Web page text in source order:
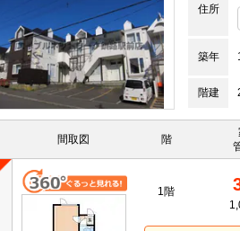
住所
築年
階建
間取図 階
1階